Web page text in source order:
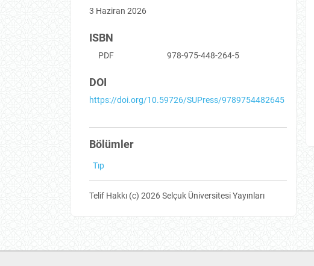
3 Haziran 2026
ISBN
PDF 978-975-448-264-5
DOI
https://doi.org/10.59726/SUPress/9789754482645
Bölümler
Tıp
Telif Hakkı (c) 2026 Selçuk Üniversitesi Yayınları